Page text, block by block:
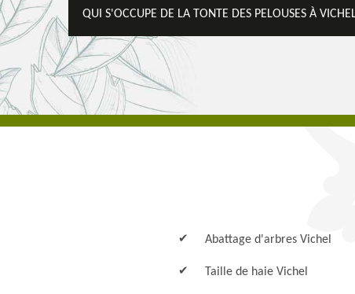
QUI S'OCCUPE DE LA TONTE DES PELOUSES À
Abattage d'arbres Vichel
Taille de haie Vichel